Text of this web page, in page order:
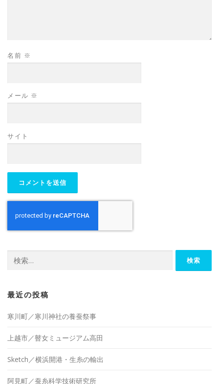
名前 ※
メール ※
サイト
索:
最近の投稿
寒川町／寒川神社の養蚕祭事
上越市／瞽女ミュージアム高田
Sketch／横浜開港・生糸の輸出
阿見町／蚕糸科学技術研究所